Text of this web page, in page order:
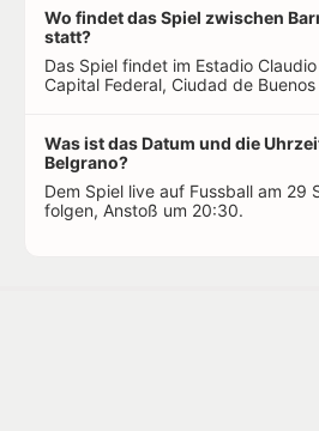
Wo findet das Spiel zwischen
statt?
Das Spiel findet im Estadio
Capital Federal, Ciudad de
Was ist das Datum und die
Belgrano?
Dem Spiel live auf Fussball am 29
folgen, Anstoß um 20:30.